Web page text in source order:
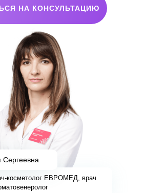
косметолог ЕВРОМЕД, врач
НА КОНСУЛЬТАЦИЮ